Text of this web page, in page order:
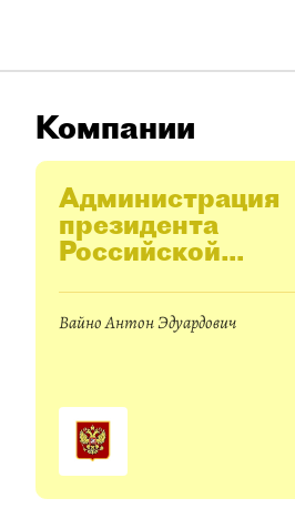
Компании
Администрация
президента
Российской
Вайно Антон Эдуардович